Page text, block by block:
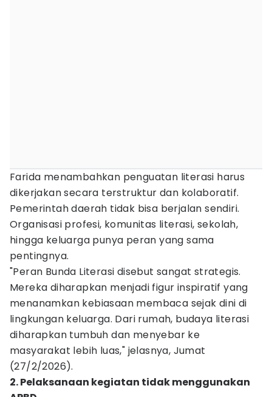
Farida menambahkan penguatan literasi harus
dikerjakan secara terstruktur dan kolaboratif.
Pemerintah daerah tidak bisa berjalan sendiri.
Organisasi profesi, komunitas literasi, sekolah,
hingga keluarga punya peran yang sama
pentingnya.
"Peran Bunda Literasi disebut sangat strategis.
Mereka diharapkan menjadi figur inspiratif yang
menanamkan kebiasaan membaca sejak dini di
lingkungan keluarga. Dari rumah, budaya literasi
diharapkan tumbuh dan menyebar ke
masyarakat lebih luas," jelasnya, Jumat
(27/2/2026).
2. Pelaksanaan kegiatan tidak menggunakan